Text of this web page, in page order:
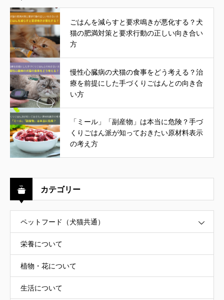
ごはんを減らすと要求鳴きが悪化する？犬
猫の肥満対策と要求行動の正しい向き合い
方
慢性心臓病の犬猫の食事をどう考える？治
療を前提にした手づくりごはんとの向き合
い方
「ミール」「副産物」は本当に危険？手づ
くりごはん派が知っておきたい原材料表示
の考え方
カテゴリー
ペットフード（犬猫共通）
栄養について
植物・花について
生活について